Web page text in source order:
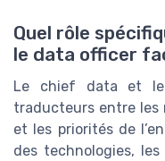
Quel rôle
le data officer
Le chief data et le
traducteurs entre les
et les priorités de
des technologies,